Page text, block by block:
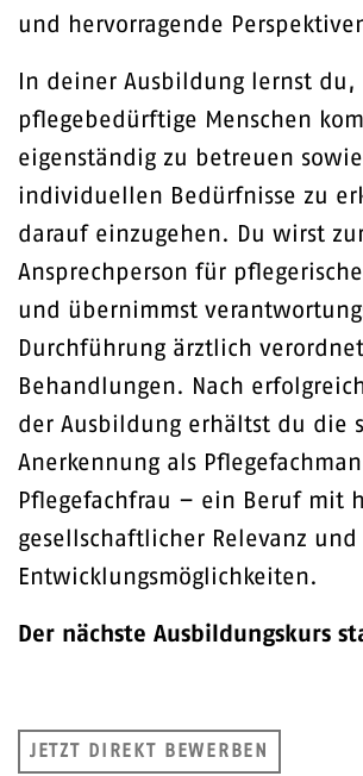
und hervorragende
In deiner Ausbildung lernst du,
pflegebedürftige Menschen
eigenständig zu betreuen
individuellen Bedürfnisse zu
darauf einzugehen. Du wirst
Ansprechperson für
und übernimmst
Durchführung ärztlich
Behandlungen. Nach
der Ausbildung erhältst du die
Anerkennung als
Pflegefachfrau – ein Beruf mit
gesellschaftlicher Relevanz
Entwicklungsmöglichkeiten.
Der nächste Ausbildungskurs
JETZT DIREKT BEWERBEN